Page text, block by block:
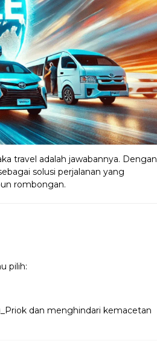
travel adalah jawabannya. Dengan
solusi perjalanan yang
rombongan.
pilih:
dan menghindari kemacetan